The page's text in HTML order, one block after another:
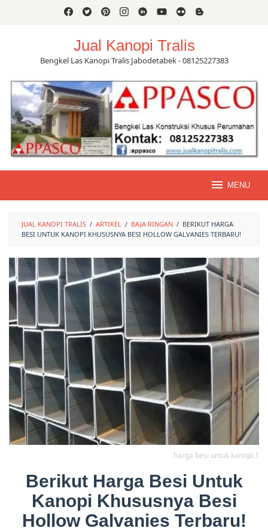
Jual Kanopi Tralis
Bengkel Las Kanopi Tralis Jabodetabek - 08125227383
MENU
JUAL KANOPI TRALIS / ARTIKEL / BAJA RINGAN / BERIKUT HARGA
BESI UNTUK KANOPI KHUSUSNYA BESI HOLLOW GALVANIES TERBARU!
harga besi untuk kanopi.1
Berikut Harga Besi Untuk
Kanopi Khususnya Besi
Hollow Galvanies Terbaru!